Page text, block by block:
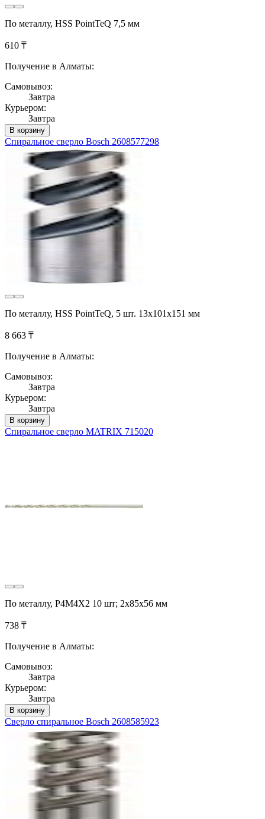
По металлу, HSS PointTeQ 7,5 мм
610 ₸
Получение в Алматы:
Самовывоз:
Завтра
Курьером:
Завтра
В корзину
Спиральное сверло Bosch 2608577298
По металлу, HSS PointTeQ, 5 шт. 13х101х151 мм
8 663 ₸
Получение в Алматы:
Самовывоз:
Завтра
Курьером:
Завтра
В корзину
Спиральное сверло MATRIX 715020
По металлу, Р4М4Х2 10 шт; 2х85х56 мм
738 ₸
Получение в Алматы:
Самовывоз:
Завтра
Курьером:
Завтра
В корзину
Сверло спиральное Bosch 2608585923